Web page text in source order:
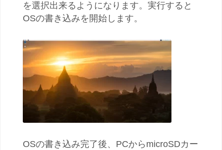
を選択出来るようになります。実行すると
OSの書き込みを開始します。
OSの書き込み完了後、PCからmicroSDカー